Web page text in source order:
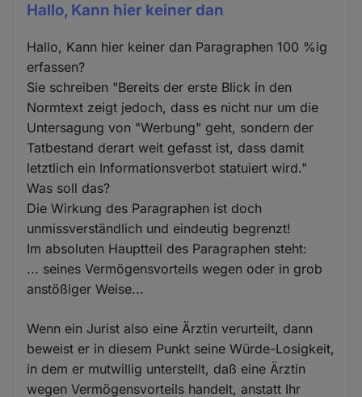
Hallo, Kann hier keiner dan
Hallo, Kann hier keiner dan Paragraphen 100 %ig
erfassen?
Sie schreiben "Bereits der erste Blick in den
Normtext zeigt jedoch, dass es nicht nur um die
Untersagung von "Werbung" geht, sondern der
Tatbestand derart weit gefasst ist, dass damit
letztlich ein Informationsverbot statuiert wird."
Was soll das?
Die Wirkung des Paragraphen ist doch
unmissverständlich und eindeutig begrenzt!
Im absoluten Hauptteil des Paragraphen steht:
... seines Vermögensvorteils wegen oder in grob
anstößiger Weise...
Wenn ein Jurist also eine Ärztin verurteilt, dann
beweist er in diesem Punkt seine Würde-Losigkeit,
in dem er mutwillig unterstellt, daß eine Ärztin
wegen Vermögensvorteils handelt, anstatt Ihr